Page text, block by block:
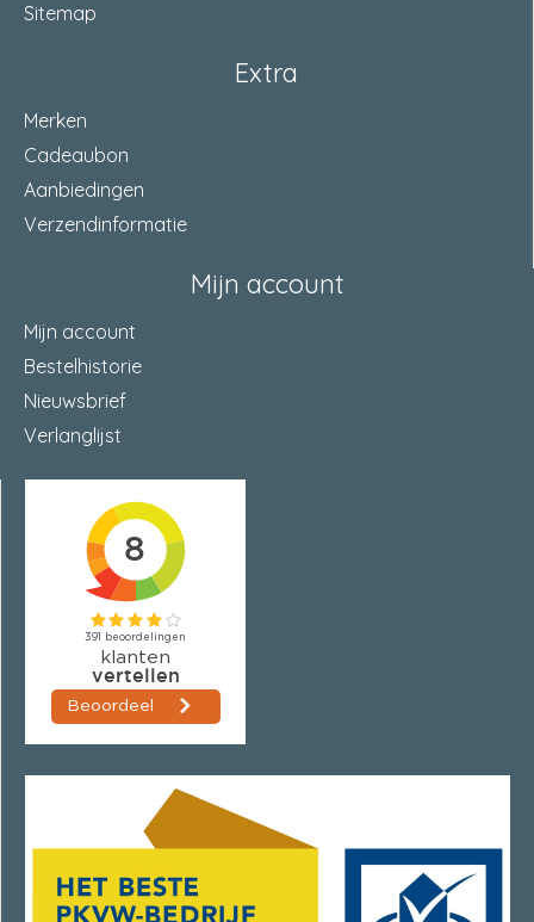
Sitemap
Extra
Merken
Cadeaubon
Aanbiedingen
Verzendinformatie
Mijn account
Mijn account
Bestelhistorie
Nieuwsbrief
Verlanglijst